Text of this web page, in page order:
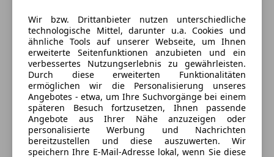
1220 Wien, AT
Kontakt
Aleksej Krekotnev
Alle Fahrzeuge des Anbieters
Anbieter kontaktieren
Wir bzw. Drittanbieter nutzen unterschiedliche
technologische Mittel, darunter u.a. Cookies und
ähnliche Tools auf unserer Webseite, um Ihnen
erweiterte Seitenfunktionen anzubieten und ein
verbessertes Nutzungserlebnis zu gewährleisten.
Durch diese erweiterten Funktionalitäten
ermöglichen wir die Personalisierung unseres
Angebotes - etwa, um Ihre Suchvorgänge bei einem
späteren Besuch fortzusetzen, Ihnen passende
Angebote aus Ihrer Nähe anzuzeigen oder
personalisierte Werbung und Nachrichten
bereitzustellen und diese auszuwerten. Wir
speichern Ihre E-Mail-Adresse lokal, wenn Sie diese